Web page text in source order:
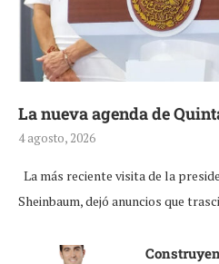
La nueva agenda de
4 agosto, 2026
La más reciente visita de la
Sheinbaum, dejó anuncios que